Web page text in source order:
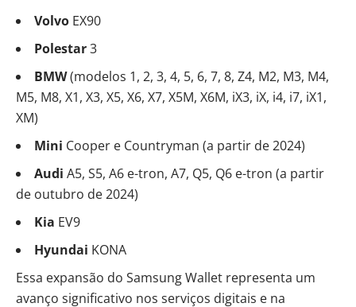
Volvo EX90
Polestar3
BMW(modelos 1, 2, 3, 4, 5, 6, 7, 8, Z4, M2, M3, M4,
M5, M8, X1, X3, X5, X6, X7, X5M, X6M, iX3, iX, i4, i7, iX1,
XM)
Mini Cooper e Countryman (a partir de 2024)
Audi A5, S5, A6 e-tron, A7, Q5, Q6 e-tron (a partir
de outubro de 2024)
Kia EV9
Hyundai KONA
Essa expansão do Samsung Wallet representa um
avanço significativo nos serviços digitais e na